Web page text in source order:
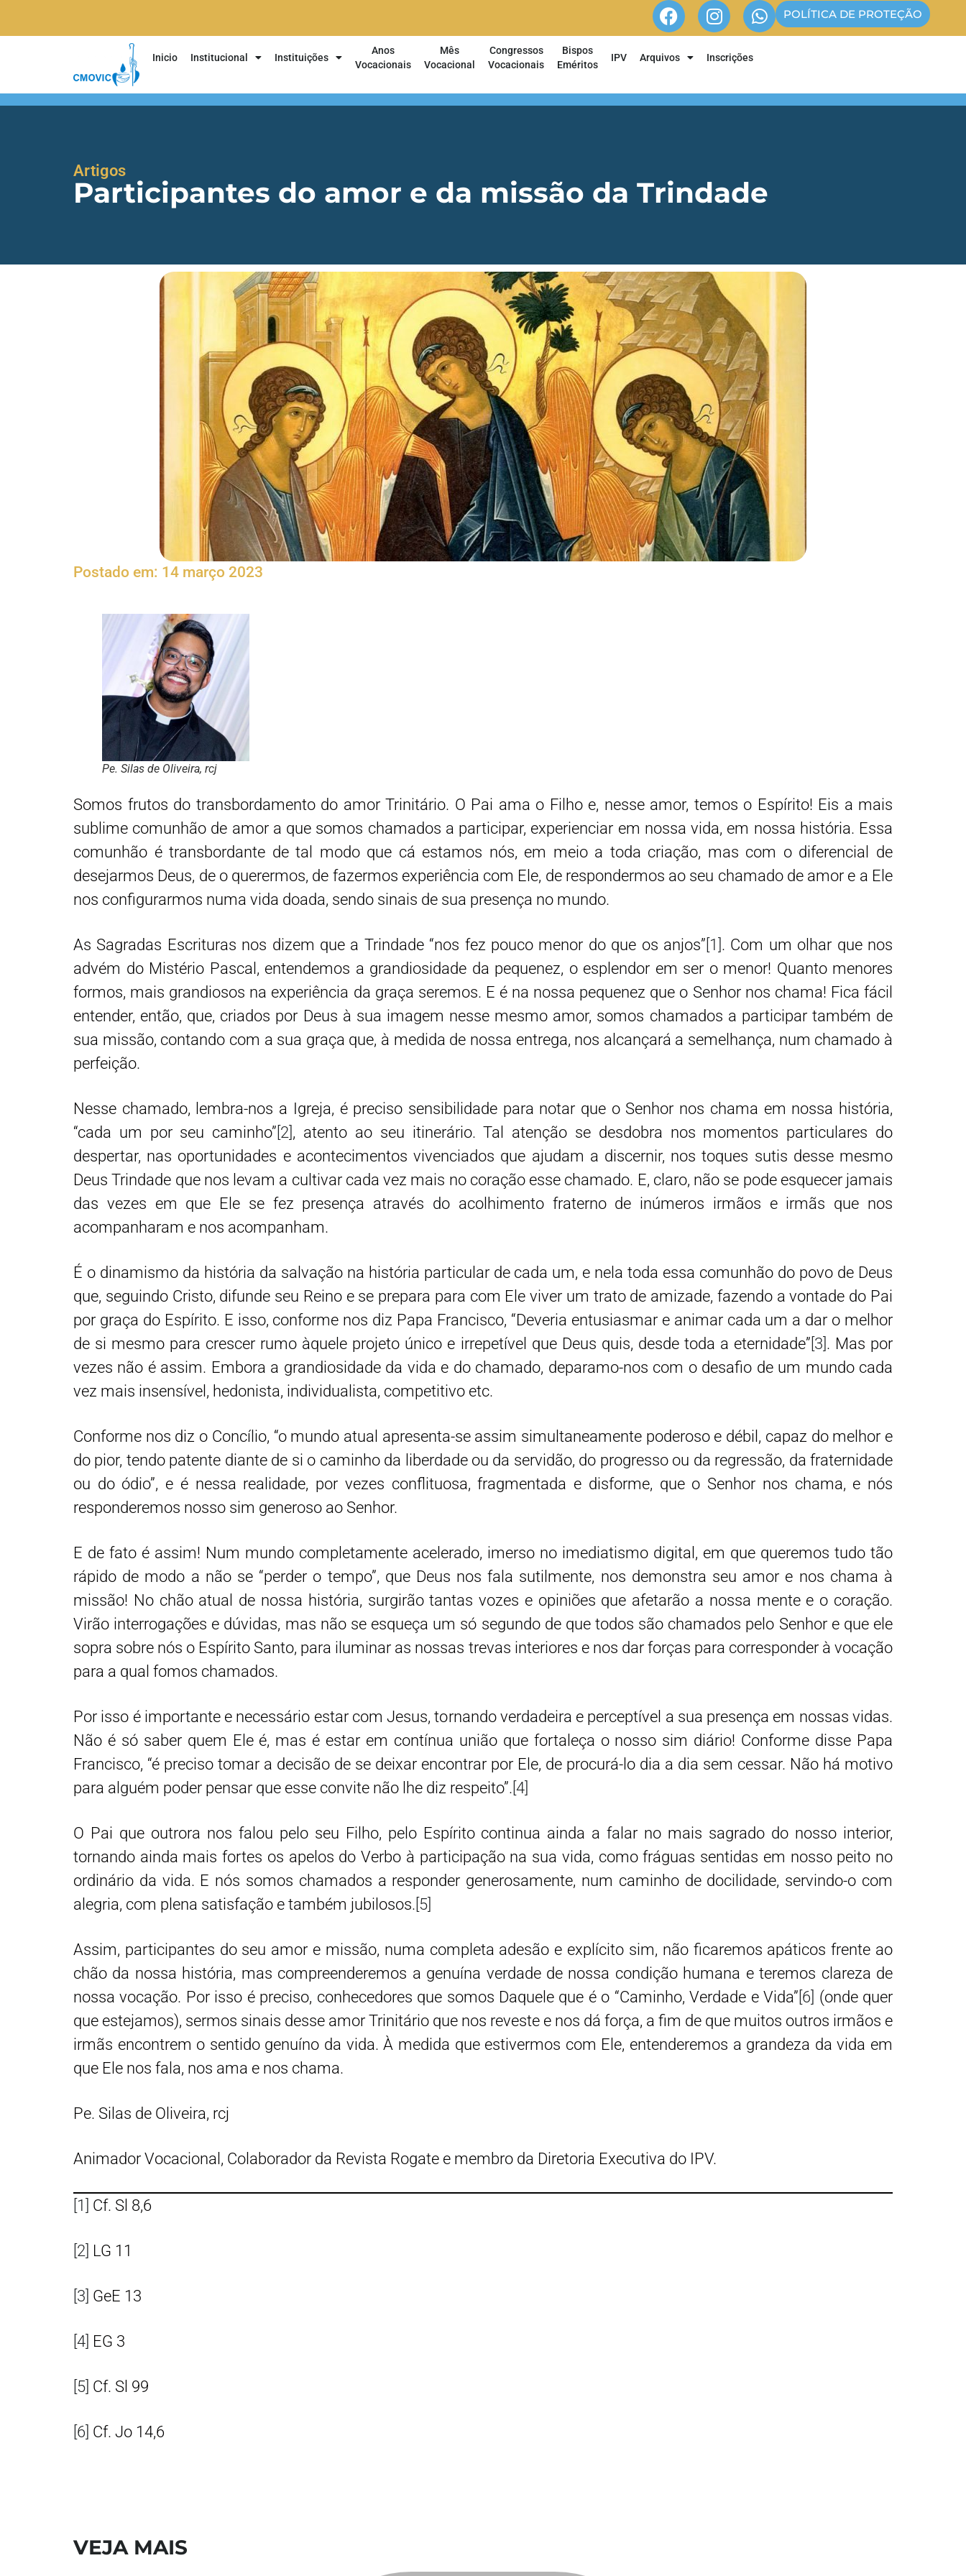
POLÍTICA DE PROTEÇÃO
Inicio Institucional Instituições
Anos
Vocacionais
Mês
Vocacional
Congressos
Vocacionais
Bispos
Eméritos
IPV Arquivos Inscrições
Artigos
Participantes do amor e da missão da Trindade
Postado em: 14 março 2023
Pe. Silas de Oliveira, rcj
Somos frutos do transbordamento do amor Trinitário. O Pai ama o Filho e, nesse amor, temos o Espírito! Eis a mais
sublime comunhão de amor a que somos chamados a participar, experienciar em nossa vida, em nossa história. Essa
comunhão é transbordante de tal modo que cá estamos nós, em meio a toda criação, mas com o diferencial de
desejarmos Deus, de o querermos, de fazermos experiência com Ele, de respondermos ao seu chamado de amor e a Ele
nos configurarmos numa vida doada, sendo sinais de sua presença no mundo.
As Sagradas Escrituras nos dizem que a Trindade “nos fez pouco menor do que os anjos” [1]. Com um olhar que nos
advém do Mistério Pascal, entendemos a grandiosidade da pequenez, o esplendor em ser o menor! Quanto menores
formos, mais grandiosos na experiência da graça seremos. E é na nossa pequenez que o Senhor nos chama! Fica fácil
entender, então, que, criados por Deus à sua imagem nesse mesmo amor, somos chamados a participar também de
sua missão, contando com a sua graça que, à medida de nossa entrega, nos alcançará a semelhança, num chamado à
perfeição.
Nesse chamado, lembra-nos a Igreja, é preciso sensibilidade para notar que o Senhor nos chama em nossa história,
“cada um por seu caminho” [2], atento ao seu itinerário. Tal atenção se desdobra nos momentos particulares do
despertar, nas oportunidades e acontecimentos vivenciados que ajudam a discernir, nos toques sutis desse mesmo
Deus Trindade que nos levam a cultivar cada vez mais no coração esse chamado. E, claro, não se pode esquecer jamais
das vezes em que Ele se fez presença através do acolhimento fraterno de inúmeros irmãos e irmãs que nos
acompanharam e nos acompanham.
É o dinamismo da história da salvação na história particular de cada um, e nela toda essa comunhão do povo de Deus
que, seguindo Cristo, difunde seu Reino e se prepara para com Ele viver um trato de amizade, fazendo a vontade do Pai
por graça do Espírito. E isso, conforme nos diz Papa Francisco, “Deveria entusiasmar e animar cada um a dar o melhor
de si mesmo para crescer rumo àquele projeto único e irrepetível que Deus quis, desde toda a eternidade” [3]. Mas por
vezes não é assim. Embora a grandiosidade da vida e do chamado, deparamo-nos com o desafio de um mundo cada
vez mais insensível, hedonista, individualista, competitivo etc.
Conforme nos diz o Concílio, “o mundo atual apresenta-se assim simultaneamente poderoso e débil, capaz do melhor e
do pior, tendo patente diante de si o caminho da liberdade ou da servidão, do progresso ou da regressão, da fraternidade
ou do ódio”, e é nessa realidade, por vezes conflituosa, fragmentada e disforme, que o Senhor nos chama, e nós
responderemos nosso sim generoso ao Senhor.
E de fato é assim! Num mundo completamente acelerado, imerso no imediatismo digital, em que queremos tudo tão
rápido de modo a não se “perder o tempo”, que Deus nos fala sutilmente, nos demonstra seu amor e nos chama à
missão! No chão atual de nossa história, surgirão tantas vozes e opiniões que afetarão a nossa mente e o coração.
Virão interrogações e dúvidas, mas não se esqueça um só segundo de que todos são chamados pelo Senhor e que ele
sopra sobre nós o Espírito Santo, para iluminar as nossas trevas interiores e nos dar forças para corresponder à vocação
para a qual fomos chamados.
Por isso é importante e necessário estar com Jesus, tornando verdadeira e perceptível a sua presença em nossas vidas.
Não é só saber quem Ele é, mas é estar em contínua união que fortaleça o nosso sim diário! Conforme disse Papa
Francisco, “é preciso tomar a decisão de se deixar encontrar por Ele, de procurá-lo dia a dia sem cessar. Não há motivo
para alguém poder pensar que esse convite não lhe diz respeito”. [4]
O Pai que outrora nos falou pelo seu Filho, pelo Espírito continua ainda a falar no mais sagrado do nosso interior,
tornando ainda mais fortes os apelos do Verbo à participação na sua vida, como fráguas sentidas em nosso peito no
ordinário da vida. E nós somos chamados a responder generosamente, num caminho de docilidade, servindo-o com
alegria, com plena satisfação e também jubilosos. [5]
Assim, participantes do seu amor e missão, numa completa adesão e explícito sim, não ficaremos apáticos frente ao
chão da nossa história, mas compreenderemos a genuína verdade de nossa condição humana e teremos clareza de
nossa vocação. Por isso é preciso, conhecedores que somos Daquele que é o “Caminho, Verdade e Vida” [6] (onde quer
que estejamos), sermos sinais desse amor Trinitário que nos reveste e nos dá força, a fim de que muitos outros irmãos e
irmãs encontrem o sentido genuíno da vida. À medida que estivermos com Ele, entenderemos a grandeza da vida em
que Ele nos fala, nos ama e nos chama.
Pe. Silas de Oliveira, rcj
Animador Vocacional, Colaborador da Revista Rogate e membro da Diretoria Executiva do IPV.
[1] Cf. Sl 8,6
[2] LG 11
[3] GeE 13
[4] EG 3
[5] Cf. Sl 99
[6] Cf. Jo 14,6
VEJA MAIS